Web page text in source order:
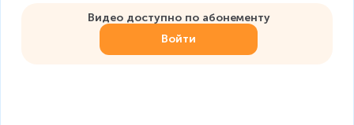
Видео доступно по абонементу
Войти